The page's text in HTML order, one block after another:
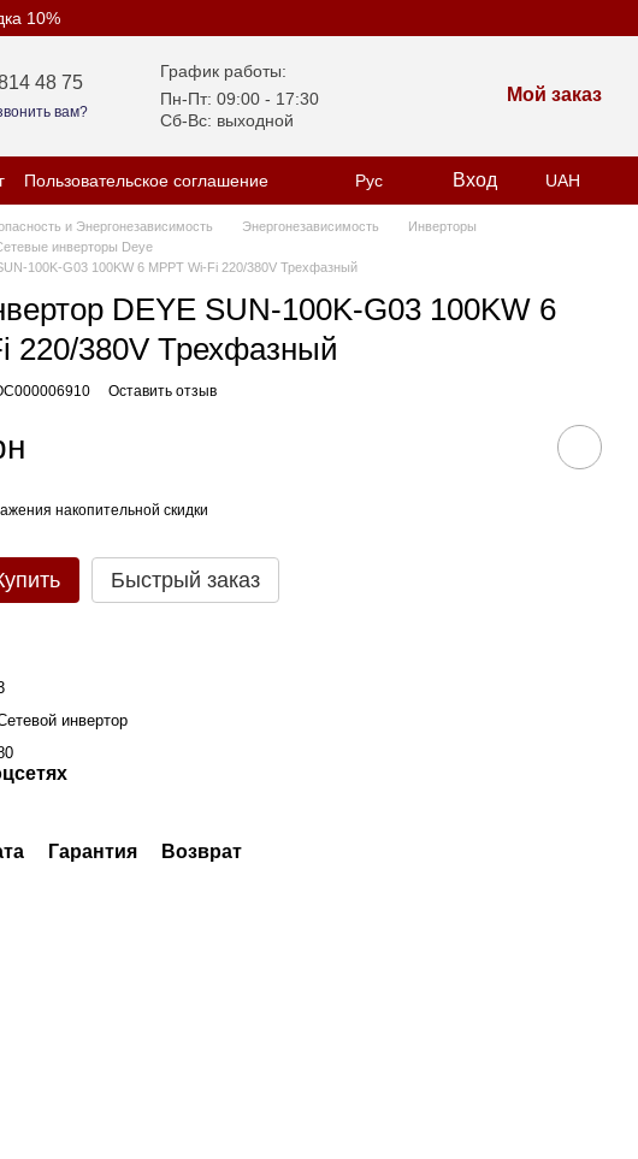
10%
48 75
вам?
График работы:
Пн-Пт: 09:00 - 17:30
Сб-Вс: выходной
Мой заказ
Пользовательское соглашение
Рус Вход UAH
и Энергонезависимость Энергонезависимость
Инверторы
инверторы Deye
100K-G03 100KW 6 MPPT Wi-Fi 220/380V Трехфазный
DEYE SUN-100K-G03 100KW 6
220/380V Трехфазный
Оставить отзыв
накопительной скидки
Быстрый заказ
инвертор
Гарантия Возврат